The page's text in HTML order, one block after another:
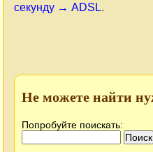
секунду → ADSL.
Не можете найти
Попробуйте поискать: